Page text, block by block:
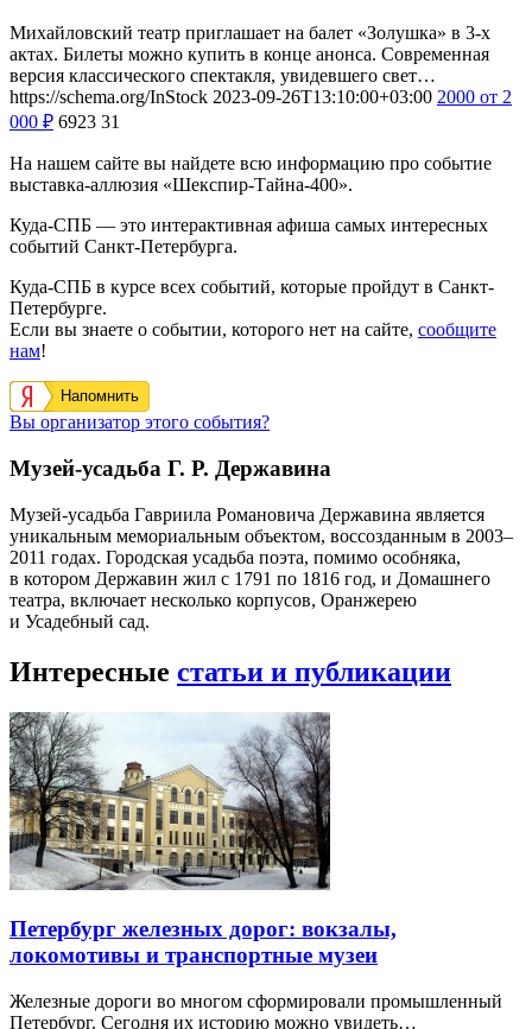
Михайловский театр приглашает на балет «Золушка» в 3-х
актах. Билеты можно купить в конце анонса. Современная
версия классического спектакля, увидевшего свет…
https://schema.org/InStock 2023-09-26T13:10:00+03:00 2000 от 2
000 ₽ 6923 31
На нашем сайте вы найдете всю информацию про событие
выставка-аллюзия «Шекспир-Тайна-400».
Куда-СПБ — это интерактивная афиша самых интересных
событий Санкт-Петербурга.
Куда-СПБ в курсе всех событий, которые пройдут в Санкт-
Петербурге.
Если вы знаете о событии, которого нет на сайте, сообщите
нам!
Напомнить
Вы организатор этого события?
Музей-усадьба Г. Р. Державина
Музей-усадьба Гавриила Романовича Державина является
уникальным мемориальным объектом, воссозданным в 2003–
2011 годах. Городская усадьба поэта, помимо особняка,
в котором Державин жил с 1791 по 1816 год, и Домашнего
театра, включает несколько корпусов, Оранжерею
и Усадебный сад.
Интересные статьи и публикации
Петербург железных дорог: вокзалы,
локомотивы и транспортные музеи
Железные дороги во многом сформировали промышленный
Петербург. Сегодня их историю можно увидеть…